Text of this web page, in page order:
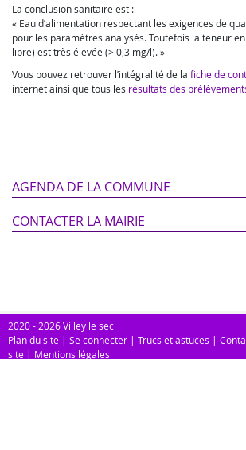
La conclusion sanitaire est :
« Eau d’alimentation respectant les exigences de
pour les paramètres analysés. Toutefois la teneur
libre) est très élevée (> 0,3 mg/l). »
Vous pouvez retrouver l’intégralité de la fiche de
internet ainsi que tous les résultats des
AGENDA DE LA COMMUNE
CONTACTER LA MAIRIE
2020 - 2026 Villey le sec
Plan du site | Se connecter | Trucs et astuces |
site | Mentions légales